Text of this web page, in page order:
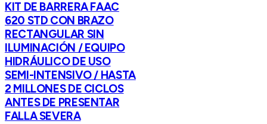
KIT DE BARRERA FAAC
620 STD CON BRAZO
RECTANGULAR SIN
ILUMINACIÓN / EQUIPO
HIDRÁULICO DE USO
SEMI-INTENSIVO / HASTA
2 MILLONES DE CICLOS
ANTES DE PRESENTAR
FALLA SEVERA